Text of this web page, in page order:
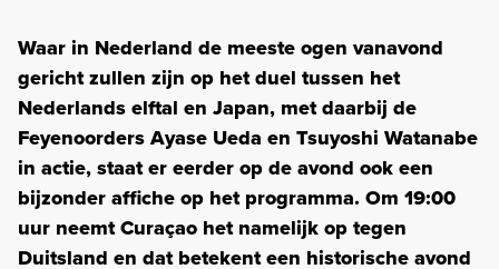
Waar in Nederland de meeste ogen vanavond
gericht zullen zijn op het duel tussen het
Nederlands elftal en Japan, met daarbij de
Feyenoorders Ayase Ueda en Tsuyoshi Watanabe
in actie, staat er eerder op de avond ook een
bijzonder affiche op het programma. Om 19:00
uur neemt Curaçao het namelijk op tegen
Duitsland en dat betekent een historische avond